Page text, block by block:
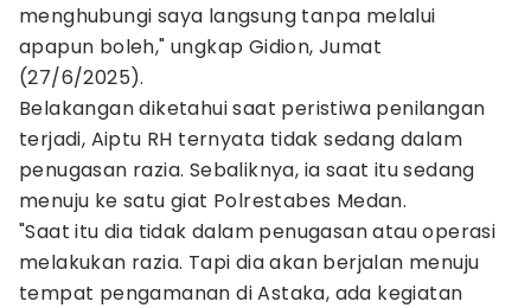
menghubungi saya langsung tanpa melalui
apapun boleh," ungkap Gidion, Jumat
(27/6/2025).
Belakangan diketahui saat peristiwa penilangan
terjadi, Aiptu RH ternyata tidak sedang dalam
penugasan razia. Sebaliknya, ia saat itu sedang
menuju ke satu giat Polrestabes Medan.
"Saat itu dia tidak dalam penugasan atau operasi
melakukan razia. Tapi dia akan berjalan menuju
tempat pengamanan di Astaka, ada kegiatan